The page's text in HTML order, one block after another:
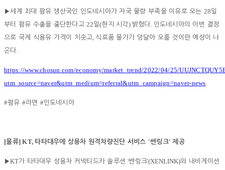
▶세계 최대 팜유 생산국인 인도네시아가 자국 물량 부족을 이유로 오는 28일
부터 팜유 수출을 중단한다고22일(현지 시각) 밝혔다. 인도네시아의 이번 결정
으로 국제 식용유 가격이 치솟고, 식료품 물가가 덩달아 오를 것이란 예상이 나
온다.
https://www.chosun.com/economy/market_trend/2022/04/25/
utm_source=naver&utm_medium=referral&utm_campaign=naver-news
#팜유 #라면 #인도네시아
[물류] KT, 타타대우에 상용차 원격차량진단 서비스 '쎈링크'제공
▶KT가 타타대우 상용차 커넥티드카 솔루션'쎈링크'(XENLINK)와 내비게이션